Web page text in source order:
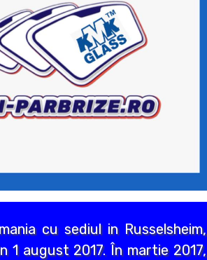
cu sediul in Russelsheim,
1 august 2017. În martie 2017,